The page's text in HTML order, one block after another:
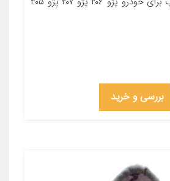
بررسی و خرید